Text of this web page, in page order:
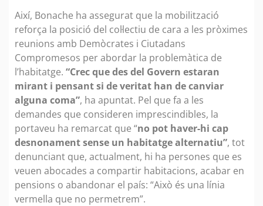
Així, Bonache ha assegurat que la mobilització
reforça la posició del col·lectiu de cara a les pròximes
reunions amb Demòcrates i Ciutadans
Compromesos per abordar la problemàtica de
l’habitatge. “Crec que des del Govern estaran
mirant i pensant si de veritat han de canviar
alguna coma”, ha apuntat. Pel que fa a les
demandes que consideren imprescindibles, la
portaveu ha remarcat que “no pot haver-hi cap
desnonament sense un habitatge alternatiu”, tot
denunciant que, actualment, hi ha persones que es
veuen abocades a compartir habitacions, acabar en
pensions o abandonar el país: “Això és una línia
vermella que no permetrem”.